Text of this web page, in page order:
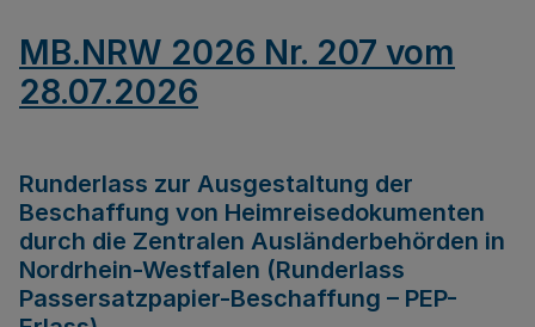
MB.NRW 2026 Nr. 207 vom
28.07.2026
Runderlass zur Ausgestaltung der
Beschaffung von Heimreisedokumenten
durch die Zentralen Ausländerbehörden in
Nordrhein-Westfalen (Runderlass
Passersatzpapier-Beschaffung – PEP-